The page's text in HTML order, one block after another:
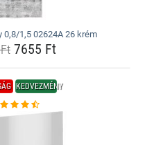
0,8/1,5 02624A 26 krém
7655 Ft
KEDVEZMÉNY